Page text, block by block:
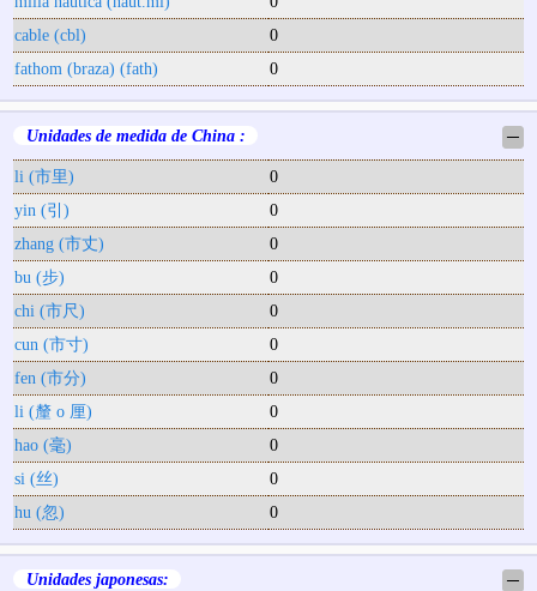
cable (cbl)
0
fathom (braza) (fath)
0
Unidades de medida de China : ─
li (市里)
0
yin (引)
0
zhang (市丈)
0
bu (步)
0
chi (市尺)
0
cun (市寸)
0
fen (市分)
0
li (釐 o 厘)
0
hao (毫)
0
si (丝)
0
hu (忽)
0
Unidades japonesas: ─